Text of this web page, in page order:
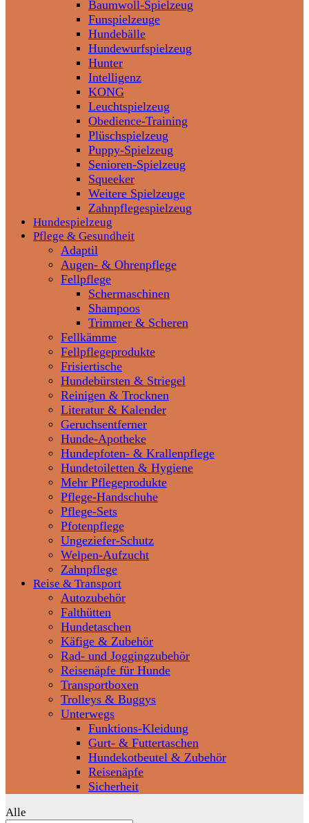
Baumwoll-Spielzeug
Funspielzeuge
Hundebälle
Hundewurfspielzeug
Hunter
Intelligenz
KONG
Leuchtspielzeug
Obedience-Training
Plüschspielzeug
Puppy-Spielzeug
Senioren-Spielzeug
Squeeker
Weitere Spielzeuge
Zahnpflegespielzeug
Hundespielzeug
Pflege & Gesundheit
Adaptil
Augen- & Ohrenpflege
Fellpflege
Schermaschinen
Shampoos
Trimmer & Scheren
Fellkämme
Fellpflegeprodukte
Frisiertische
Hundebürsten & Striegel
Reinigen & Trocknen
Literatur & Kalender
Geruchsentferner
Hunde-Apotheke
Hundepfoten- & Krallenpflege
Hundetoiletten & Hygiene
Mehr Pflegeprodukte
Pflege-Handschuhe
Pflege-Sets
Pfotenpflege
Ungeziefer-Schutz
Welpen-Aufzucht
Zahnpflege
Reise & Transport
Autozubehör
Falthütten
Hundetaschen
Käfige & Zubehör
Rad- und Joggingzubehör
Reisenäpfe für Hunde
Transportboxen
Trolleys & Buggys
Unterwegs
Funktions-Kleidung
Gurt- & Futtertaschen
Hundekotbeutel & Zubehör
Reisenäpfe
Sicherheit
Alle